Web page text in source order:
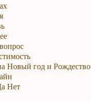
Новый год и Рождество
Нет